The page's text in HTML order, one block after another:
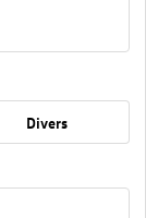
Divers